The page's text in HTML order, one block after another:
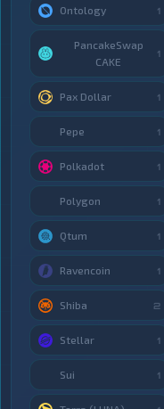
Ontology 1
PancakeSwap
CAKE
1
Pax Dollar 1
Pepe 1
Polkadot 1
Polygon 1
Qtum 1
Ravencoin 1
Shiba 2
Stellar 1
Sui 1